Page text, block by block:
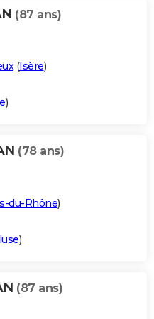
(87 ans)
(Isère)
)
(78 ans)
du-Rhône)
)
(87 ans)